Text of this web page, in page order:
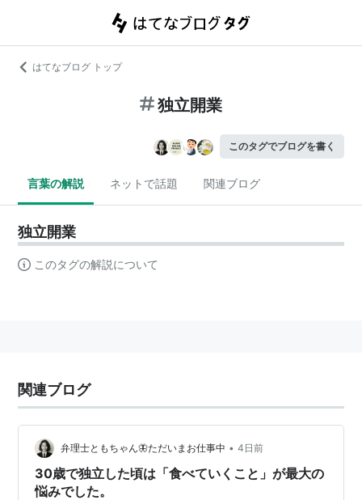
はてなブログ トップ
独立開業
このタグでブログを書く
言葉の解説 ネットで話題 関連ブログ
独立開業
このタグの解説について
関連ブログ
弁理士ともちゃん🦋ただいまお仕事中 • 4日前
30歳で独立した頃は「食べていくこと」が最大の
悩みでした。